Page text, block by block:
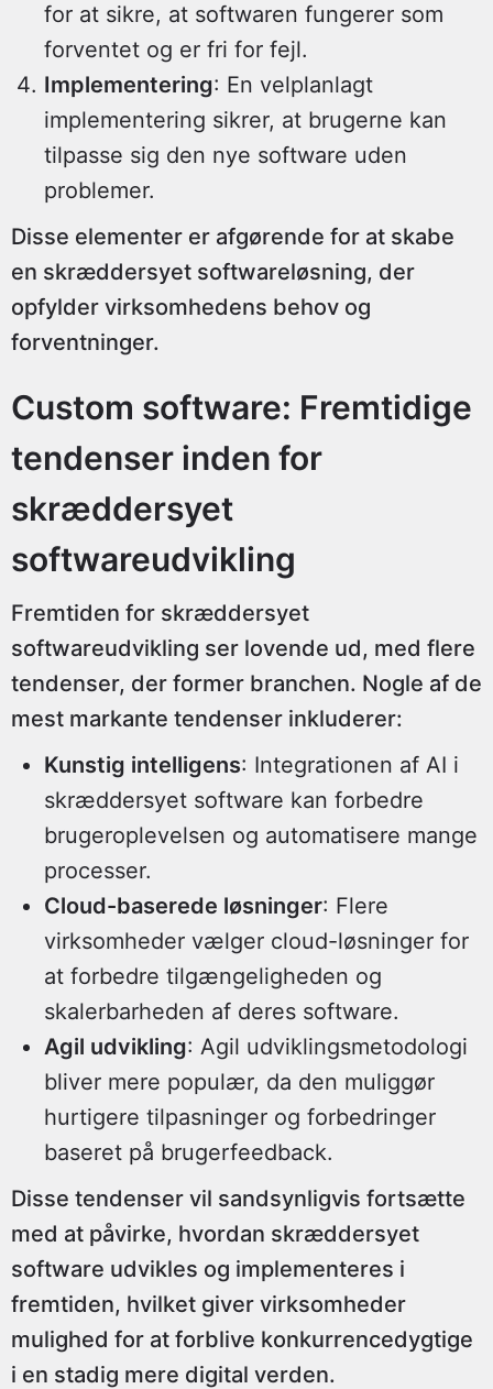
for at sikre, at softwaren fungerer som
forventet og er fri for fejl.
Implementering: En velplanlagt
implementering sikrer, at brugerne kan
tilpasse sig den nye software uden
problemer.
Disse elementer er afgørende for at skabe
en skræddersyet softwareløsning, der
opfylder virksomhedens behov og
forventninger.
Custom software: Fremtidige
tendenser inden for
skræddersyet
softwareudvikling
Fremtiden for skræddersyet
softwareudvikling ser lovende ud, med flere
tendenser, der former branchen. Nogle af de
mest markante tendenser inkluderer:
Kunstig intelligens: Integrationen af AI i
skræddersyet software kan forbedre
brugeroplevelsen og automatisere mange
processer.
Cloud-baserede løsninger: Flere
virksomheder vælger cloud-løsninger for
at forbedre tilgængeligheden og
skalerbarheden af deres software.
Agil udvikling: Agil udviklingsmetodologi
bliver mere populær, da den muliggør
hurtigere tilpasninger og forbedringer
baseret på brugerfeedback.
Disse tendenser vil sandsynligvis fortsætte
med at påvirke, hvordan skræddersyet
software udvikles og implementeres i
fremtiden, hvilket giver virksomheder
mulighed for at forblive konkurrencedygtige
i en stadig mere digital verden.